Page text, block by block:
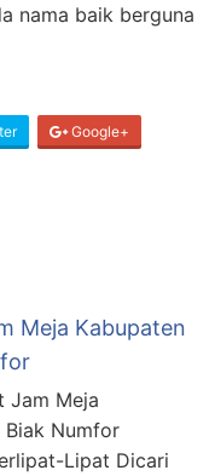
nama baik berguna
Google+
Meja Kabupaten
Jam Meja
Biak Numfor
Lipat Dicari